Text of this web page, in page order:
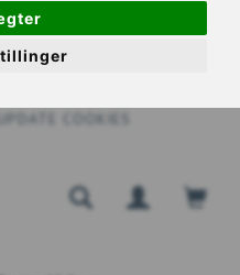
UPDATE COOKIES